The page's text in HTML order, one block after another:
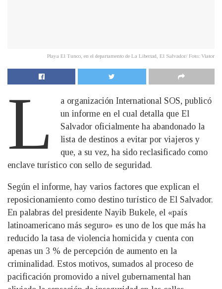
Playa El Tunco, en el departamento de La Libertad, El Salvador/ Foto: Viator
L
a organización International SOS, publicó
un informe en el cual detalla que El
Salvador oficialmente ha abandonado la
lista de destinos a evitar por viajeros y
que, a su vez, ha sido reclasificado como
enclave turístico con sello de seguridad.
Según el informe, hay varios factores que explican el
reposicionamiento como destino turístico de El Salvador.
En palabras del presidente Nayib Bukele, el «país
latinoamericano más seguro» es uno de los que más ha
reducido la tasa de violencia homicida y cuenta con
apenas un 3 % de percepción de aumento en la
criminalidad. Estos motivos, sumados al proceso de
pacificación promovido a nivel gubernamental han